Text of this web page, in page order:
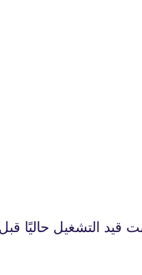
قيد التشغيل حاليًا